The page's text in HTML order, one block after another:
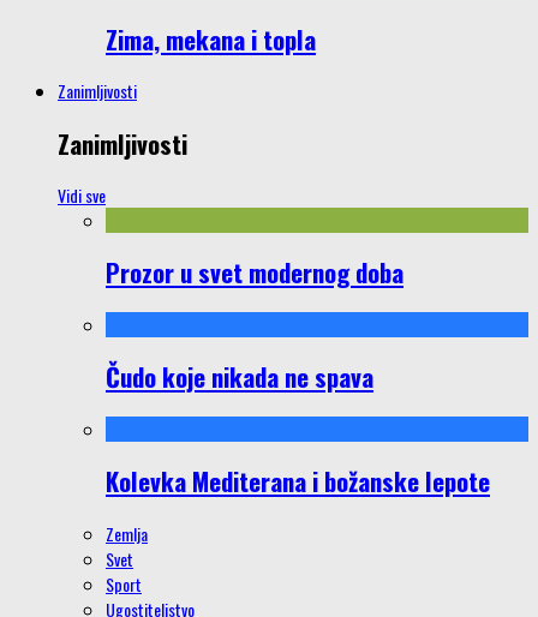
Zima, mekana i topla
Zanimljivosti
Zanimljivosti
Vidi sve
Prozor u svet modernog doba
Čudo koje nikada ne spava
Kolevka Mediterana i božanske lepote
Zemlja
Svet
Sport
Ugostiteljstvo